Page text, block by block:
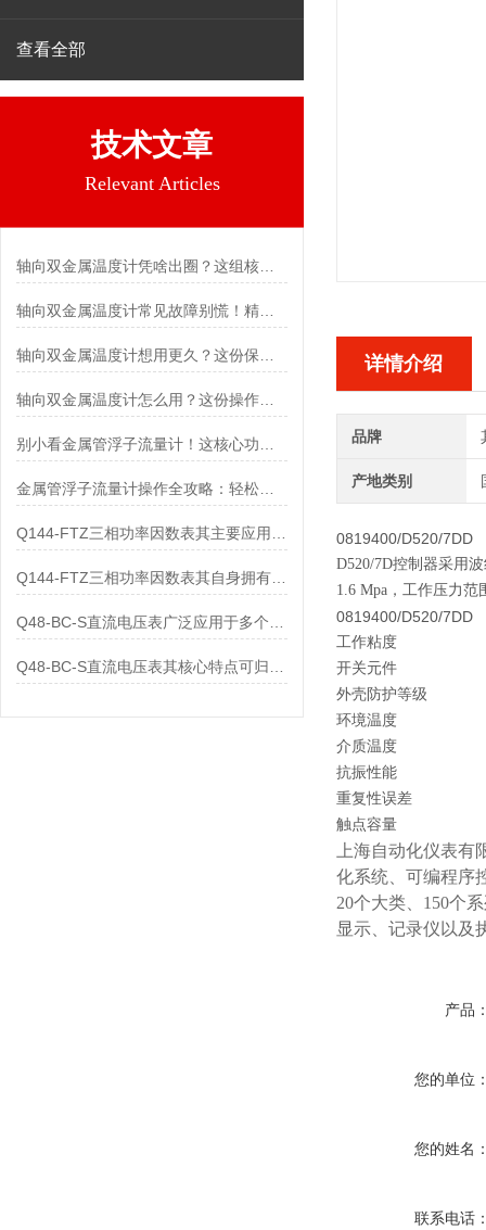
查看全部
技术文章
Relevant Articles
轴向双金属温度计凭啥出圈？这组核心特点给出了答案
轴向双金属温度计常见故障别慌！精准定位，轻松搞定难题
轴向双金属温度计怎么用？这份操作指南，新手也能快速拿捏！
金属管浮子流量计操作全攻略：轻松拿捏，精准掌控每一步！
Q144-FTZ三相功率因数表其自身拥有怎样的功能呢？
详情介绍
品牌
产地类别
0819400/D520/7DD
D520/7D控制器采用
1.6 Mpa，工作压力范
0819400/D520/7DD
工作粘度
开关元件
外壳防护等级
环境温度
介质温度
抗振性能
重复性误差
触点容量
上海自动化仪表
化系统、可编程序
20个大类、150个
显示、记录仪以及
产品
您的单位
您的姓名
联系电话